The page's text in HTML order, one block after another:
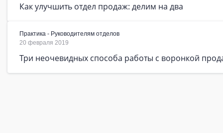
Как улучшить отдел продаж: делим на два
Практика - Руководителям отделов
20 февраля 2019
Три неочевидных способа работы с воронкой